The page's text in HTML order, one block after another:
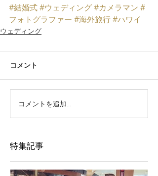
#結婚式#ウェディング#カメラマン #
フォトグラファー #海外旅行#ハワイ
ウェディング
コメント
コメントを追加…
特集記事